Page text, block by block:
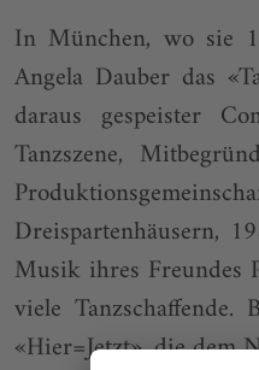
In München, wo sie
Angela Dauber das
daraus gespeister
Tanzszene,
Dreispartenhäusern,
Musik ihres Freundes
viele
«Hier=Jetzt», die dem